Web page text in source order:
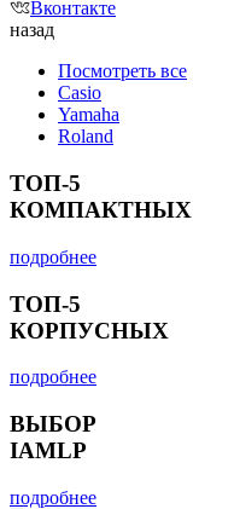
Вконтакте
назад
Посмотреть все
Casio
Yamaha
Roland
ТОП-5
КОМПАКТНЫХ
подробнее
ТОП-5
КОРПУСНЫХ
подробнее
ВЫБОР
IAMLP
подробнее